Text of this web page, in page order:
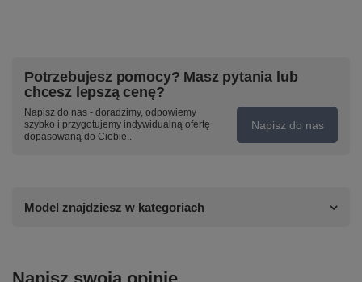
Potrzebujesz pomocy? Masz pytania lub
chcesz lepszą cenę?
Napisz do nas - doradzimy, odpowiemy
szybko i przygotujemy indywidualną ofertę
dopasowaną do Ciebie..
Napisz do nas
Model znajdziesz w kategoriach